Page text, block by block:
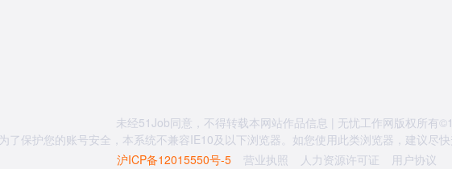
未经51Job同意，不得转载本网站作品信息 | 无忧工作网版权所有
为了保护您的账号安全，本系统不兼容IE10及以下浏览器。如您使用此类浏览器，建议尽
沪ICP备12015550号-5
营业执照 人力资源许可证 用户协议